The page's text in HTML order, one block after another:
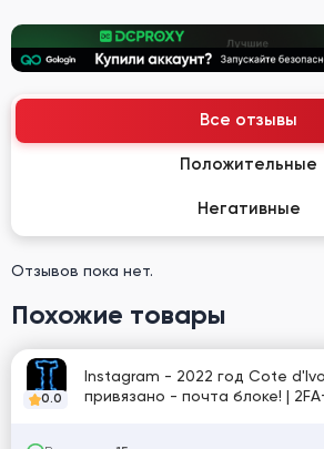
Все отзывы
Положительные
Негативные
Отзывов пока нет.
Похожие товары
0.0
Instagram - 2022 год Cote
привязано - почта блоке! |